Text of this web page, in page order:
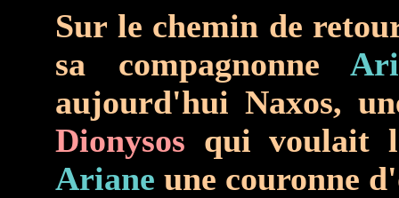
Sur le chemin de
sa compagnonne
aujourd'hui Naxos,
Dionysos qui voulait
Ariane une couronne